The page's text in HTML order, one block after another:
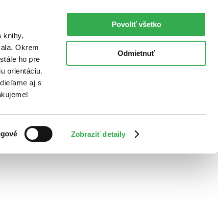
knihy,
Okrem
ho pre
orientáciu.
aj s
Zobraziť detaily
Povoliť všetko
Odmietnuť